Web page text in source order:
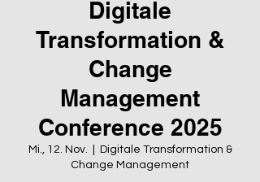
Digitale
Transformation &
Change
Management
Conference 2025
Mi., 12. Nov.
Digitale Transformation &
Change Management